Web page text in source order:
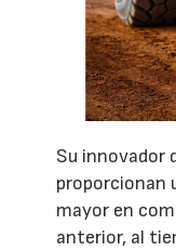
Su innovador
proporcionan
mayor en
anterior, al